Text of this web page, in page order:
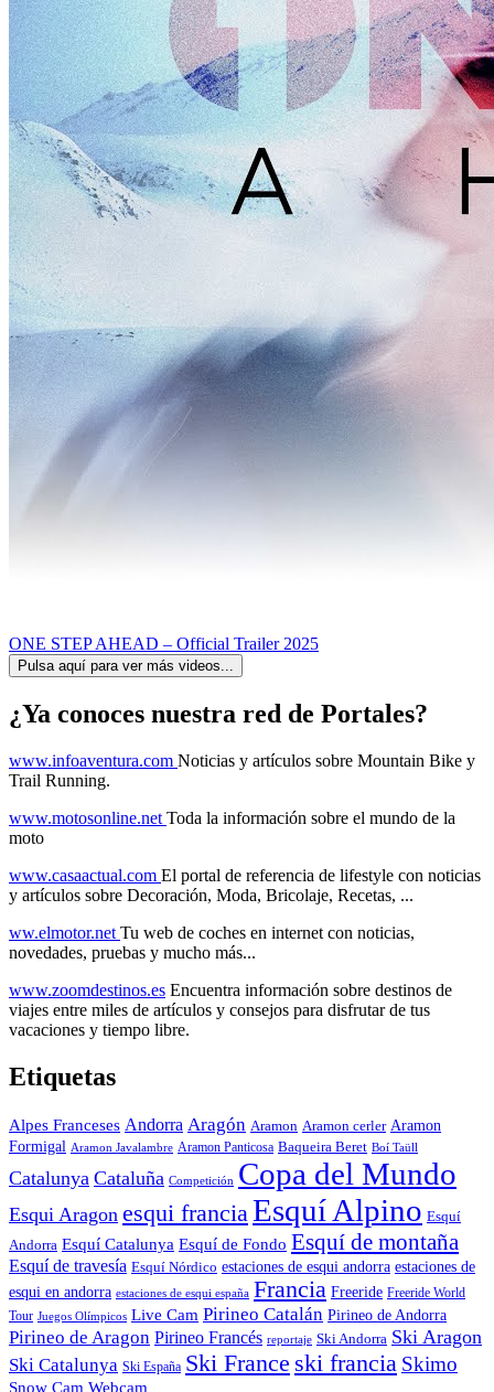
ONE STEP AHEAD – Official Trailer 2025
Pulsa aquí para ver más videos...
¿Ya conoces nuestra red de Portales?
www.infoaventura.com Noticias y artículos sobre Mountain Bike y
Trail Running.
www.motosonline.net Toda la información sobre el mundo de la
moto
www.casaactual.com El portal de referencia de lifestyle con noticias
y artículos sobre Decoración, Moda, Bricolaje, Recetas, ...
ww.elmotor.net Tu web de coches en internet con noticias,
novedades, pruebas y mucho más...
www.zoomdestinos.es Encuentra información sobre destinos de
viajes entre miles de artículos y consejos para disfrutar de tus
vacaciones y tiempo libre.
Etiquetas
Alpes Franceses Andorra Aragón Aramon Aramon cerler Aramon
Formigal Aramon Javalambre Aramon Panticosa Baqueira Beret Boí Taüll
Catalunya Cataluña Competición Copa del Mundo
Esqui Aragon esqui francia Esquí Alpino Esquí
Andorra Esquí Catalunya Esquí de Fondo Esquí de montaña
Esquí de travesía Esquí Nórdico estaciones de esqui andorra estaciones de
esqui en andorra estaciones de esqui españa Francia Freeride Freeride World
Tour Juegos Olímpicos Live Cam Pirineo Catalán Pirineo de Andorra
Pirineo de Aragon Pirineo Francés reportaje Ski Andorra Ski Aragon
Ski Catalunya Ski España Ski France ski francia Skimo
Snow Cam Webcam